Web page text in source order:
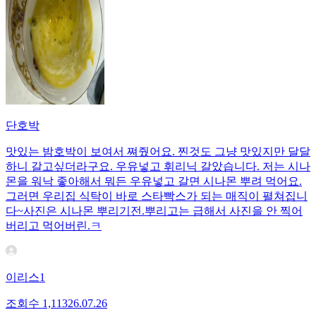
단호박
맛있는 밤호박이 보여서 쪄줬어요. 찐것도 그냥 맛있지만 달달
하니 갈고싶더라구요. 우유넣고 휘리닉 갈았습니다. 저는 시나
몬을 워낙 좋아해서 뭐든 우유넣고 갈면 시나몬 뿌려 먹어요.
그러면 우리집 식탁이 바로 스타빡스가 되는 매직이 펼쳐집니
다~사진은 시나몬 뿌리기전.뿌리고는 급해서 사진을 안 찍어
버리고 먹어버린.ㅋ
이리스1
조회수 1,11326.07.26